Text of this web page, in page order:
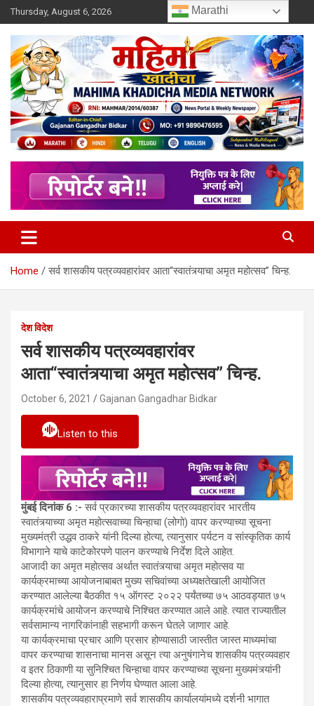
Skip
to
content
Thursday, August 6, 2026
Mahimakhadicha
Home सर्व शासकीय पत्रव्यवहारांवर आता“स्वातंत्र्याचा अमृत महोत्सव” चिन्ह.
देश विदेश
सर्व शासकीय पत्रव्यवहारांवर
आता“स्वातंत्र्याचा अमृत महोत्सव” चिन्ह.
October 6, 2021 Gajanan Gangadhar Bidkar
Listen to this
मुंबई दिनांक 6 :- सर्व प्रकारच्या शासकीय पत्रव्यवहारांवर भारतीय
स्वातंत्र्याच्या अमृत महोत्सवाच्या चिन्हाचा (लोगो) वापर करण्याच्या सूचना
मुख्यमंत्री उद्धव ठाकरे यांनी दिल्या होत्या, त्यानुसार पर्यटन व सांस्कृतिक कार्य
विभागाने याचे काटेकोरपणे पालन करण्याचे निर्देश दिले आहेत.
आजादी का अमृत महोत्सव अर्थात स्वातंत्र्याचा अमृत महोत्सव या
कार्यक्रमाच्या आयोजनाबाबत मुख्य सचिवांच्या अध्यक्षतेखाली आयोजित
करण्यात आलेल्या बैठकीत १५ ऑगस्ट २०२२ पर्यंतच्या ७५ आठवड्यात ७५
कार्यक्रमांचे आयोजन करण्याचे निश्चित करण्यात आले आहे. त्यात राज्यातील
सर्वसामान्य नागरिकांनाही सहभागी करून घेतले जाणार आहे.
या कार्यक्रमाचा प्रचार आणि प्रसार होण्यासाठी जास्तीत जास्त माध्यमांचा
वापर करण्याचा शासनाचा मानस असून त्या अनुषंगानेच शासकीय पत्रव्यवहार
व इतर ठिकाणी या सुनिश्चित चिन्हाचा वापर करण्याच्या सूचना मुख्यमंत्र्यांनी
दिल्या होत्या, त्यानुसार हा निर्णय घेण्यात आला आहे.
शासकीय पत्रव्यवहाराप्रमाणे सर्व शासकीय कार्यालयांमध्ये दर्शनी भागात
Marathi